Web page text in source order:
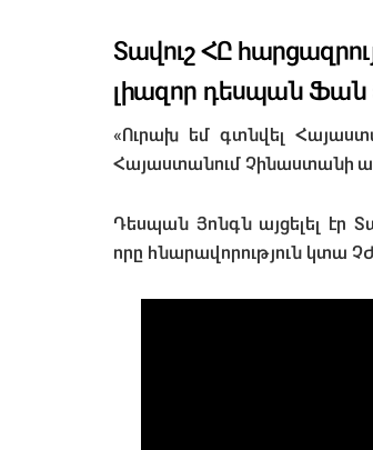
Տավուշ ՀԸ
լիազոր դեսպան Ֆան
«Ուրախ եմ գտնվել
Հայաստանում Չինաստանի
Դեսպան Յոնգն այցելել էր
որը հնարավորություն կտա